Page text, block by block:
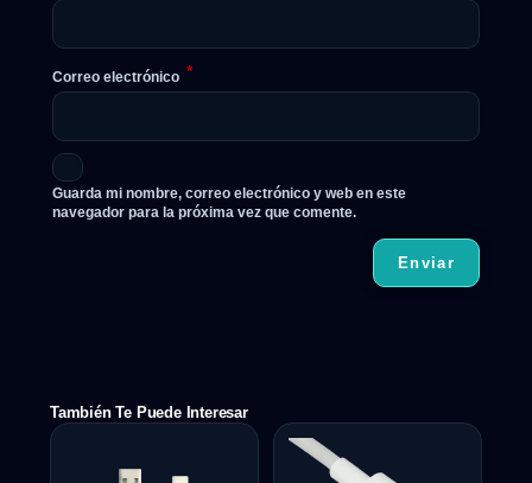
Correo electrónico *
Guarda mi nombre, correo electrónico y web en este
navegador para la próxima vez que comente.
También Te Puede Interesar